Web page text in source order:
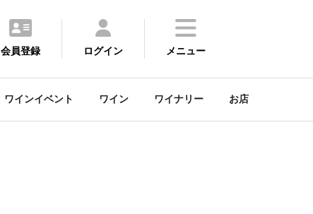
会員登録 ログイン メニュー
ワインイベント ワイン ワイナリー お店